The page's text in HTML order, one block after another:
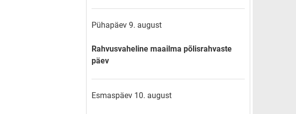
Pühapäev 9. august
Rahvusvaheline maailma põlisrahvaste
päev
Esmaspäev 10. august